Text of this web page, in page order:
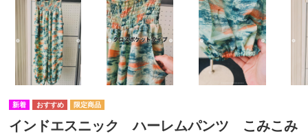
インドエスニック ハーレムパンツ こみこみ